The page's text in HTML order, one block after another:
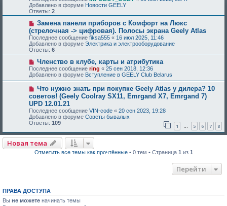
Добавлено в форуме Новости GEELY
Ответы: 2
Замена панели приборов с Комфорт на Люкс
(стрелочная -> цифровая). Полосы экрана Geely Atlas
Последнее сообщение fiksa555 « 16 июл 2025, 11:46
Добавлено в форуме Электрика и электрооборудование
Ответы: 6
Членство в клубе, карты и атрибутика
Последнее сообщение ring « 25 сен 2018, 12:36
Добавлено в форуме Вступление в GEELY Club Belarus
Что нужно знать при покупке Geely Atlas у дилера? 10
советов! (Geely Coolray SX11, Emrgand X7, Emrgand 7)
UPD 12.01.21
Последнее сообщение VIN-code « 20 сен 2023, 19:28
Добавлено в форуме Советы бывалых
Ответы: 109 1 … 5 6 7 8
Новая тема
Отметить все темы как прочтённые• 0 тем • Страница 1 из 1
Перейти
ПРАВА ДОСТУПА
Вы не можете начинать темы